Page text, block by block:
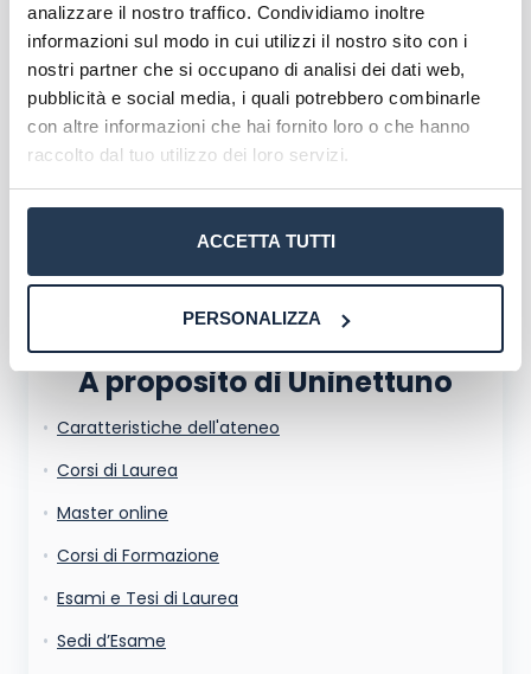
analizzare il nostro traffico. Condividiamo inoltre
informazioni sul modo in cui utilizzi il nostro sito con i
nostri partner che si occupano di analisi dei dati web,
pubblicità e social media, i quali potrebbero combinarle
con altre informazioni che hai fornito loro o che hanno
raccolto dal tuo utilizzo dei loro servizi.
ACCETTA TUTTI
PERSONALIZZA
Corsi di Laurea Uninettuno
Master Uninettuno
Corsi formazione Uninettuno
La tua email sarà utilizzata per comunicarti se qualcuno risponde al tuo commento
dallainformativa privacy. Pubblicando questo commento dai il consenso affinché un
cookie salvi i tuoi dati (nome, email) per il prossimo commento.
Ho letto e acconsento l'
Acconsento all'uso dei miei dati da parte di terzi per
finalità di marketing diretto con modalità
automatizzate o tradizionali
conferma e pubblica
A proposito di Uninettuno
Caratteristiche dell'ateneo
Corsi di Laurea
Master online
Corsi di Formazione
Esami e Tesi di Laurea
Sedi d’Esame